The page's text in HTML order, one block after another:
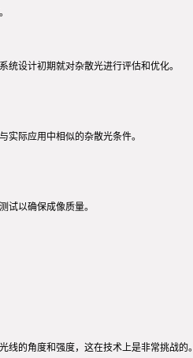
设计初期就对杂散光进行评估和优化。
际应用中相似的杂散光条件。
试以确保成像质量。
的角度和强度，这在技术上是非常挑战的。